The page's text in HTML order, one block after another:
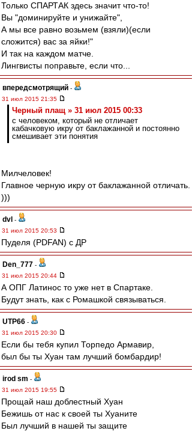
Только СПАРТАК здесь значит что-то!
Вы "доминируйте и унижайте",
А мы все равно возьмем (взяли)(если
сложится) вас за яйки!"
И так на каждом матче.
Лингвисты поправьте, если что...
впередсмотрящий -
31 июл 2015 21:35
Черный плащ » 31 июл 2015 00:33
с человеком, который не отличает
кабачковую икру от баклажанной и постоянно
смешивает эти понятия
Милчеловек!
Главное черную икру от баклажанной отличать.
)))
dvl -
31 июл 2015 20:53
Пуделя (PDFAN) с ДР
Den_777 -
31 июл 2015 20:44
А ОПГ Латинос то уже нет в Спартаке.
Будут знать, как с Ромашкой связываться.
UTP66 -
31 июл 2015 20:30
Если бы тебя купил Торпедо Армавир,
был бы ты Хуан там лучший бомбардир!
irod sm -
31 июл 2015 19:55
Прощай наш доблестный Хуан
Бежишь от нас к своей ты Хуаните
Был лучший в нашей ты защите